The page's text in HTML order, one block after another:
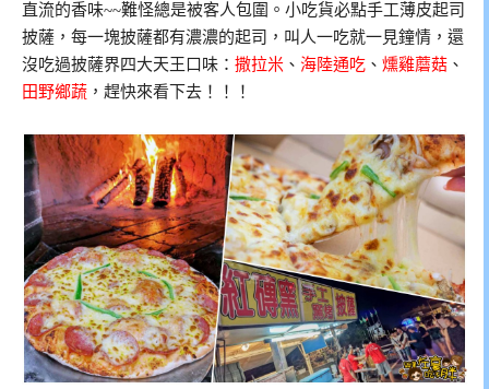
直流的香味~~難怪總是被客人包圍。小吃貨必點手工薄皮起司
披薩，每一塊披薩都有濃濃的起司，叫人一吃就一見鐘情，還
沒吃過披薩界四大天王口味： 撒拉米 、 海陸通吃 、 燻雞蘑菇 、
田野鄉蔬 ，趕快來看下去！！！